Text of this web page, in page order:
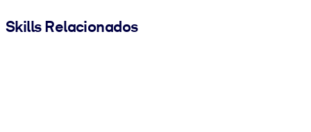
Skills Relacionados